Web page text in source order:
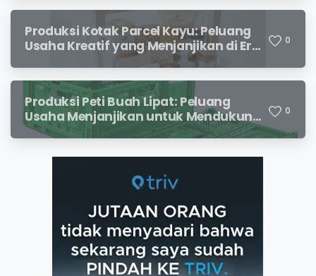
Produksi Kotak Parcel Kayu: Peluang
Usaha Kreatif yang Menjanjikan di Era
Kemasan Premium
0
Produksi Peti Buah Lipat: Peluang
Usaha Menjanjikan untuk Mendukung
Distribusi Hasil Pertanian
0